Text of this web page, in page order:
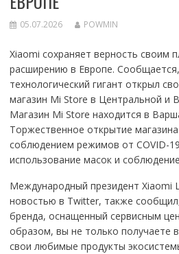
05.07.2026 POWMIN
Xiaomi сохраняет верность своим
расширению в Европе.
технологический гигант открыл
магазин Mi Store в Центральной и
Магазин Mi Store находится в
Торжественное открытие
соблюдением режимов от COVID-
использование масок и
Международный президент Xiaomi
новостью в Twitter, также
бренда, оснащенный сервисным
образом, вы не только получаете
свои любимые продукты